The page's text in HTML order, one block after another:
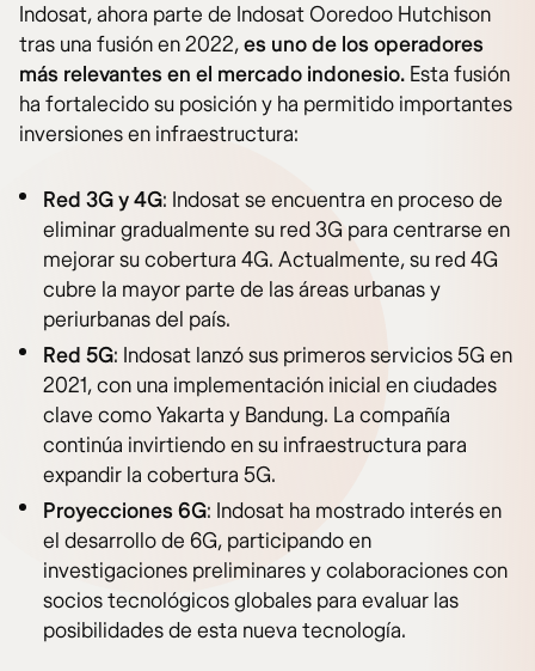
Indosat, ahora parte de Indosat Ooredoo Hutchison
tras una fusión en 2022,es uno de los operadores
más relevantes en el mercado indonesio. Esta fusión
ha fortalecido su posición y ha permitido importantes
inversiones en infraestructura:
Red 3G y 4G: Indosat se encuentra en proceso de
eliminar gradualmente su red 3G para centrarse en
mejorar su cobertura 4G. Actualmente, su red 4G
cubre la mayor parte de las áreas urbanas y
periurbanas del país.
Red 5G: Indosat lanzó sus primeros servicios 5G en
2021, con una implementación inicial en ciudades
clave como Yakarta y Bandung. La compañía
continúa invirtiendo en su infraestructura para
expandir la cobertura 5G.
Proyecciones 6G: Indosat ha mostrado interés en
el desarrollo de 6G, participando en
investigaciones preliminares y colaboraciones con
socios tecnológicos globales para evaluar las
posibilidades de esta nueva tecnología.